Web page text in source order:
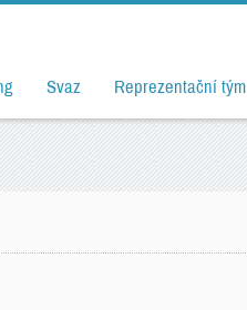
Svaz Reprezentační tým